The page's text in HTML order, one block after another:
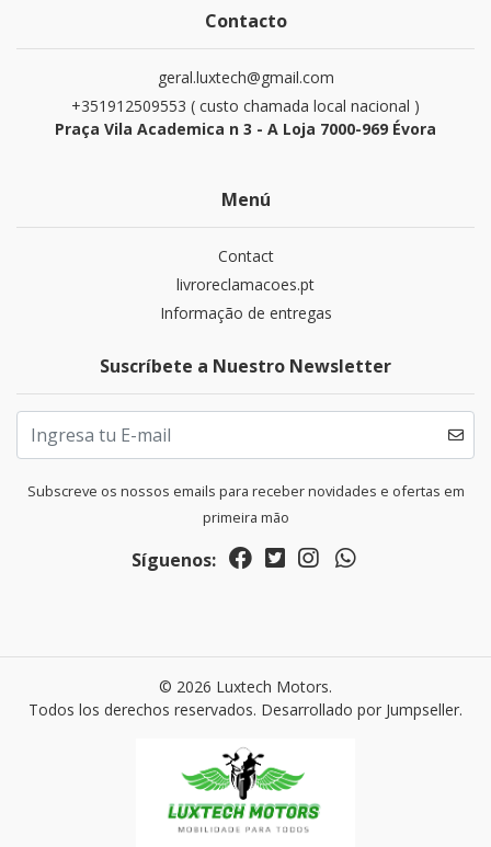
Contacto
geral.luxtech@gmail.com
+351912509553 ( custo chamada local nacional )
Praça Vila Academica n 3 - A Loja 7000-969 Évora
Menú
Contact
livroreclamacoes.pt
Informação de entregas
Suscríbete a Nuestro Newsletter
Subscreve os nossos emails para receber novidades e ofertas em
primeira mão
Síguenos:
© 2026 Luxtech Motors.
Todos los derechos reservados. Desarrollado por Jumpseller.